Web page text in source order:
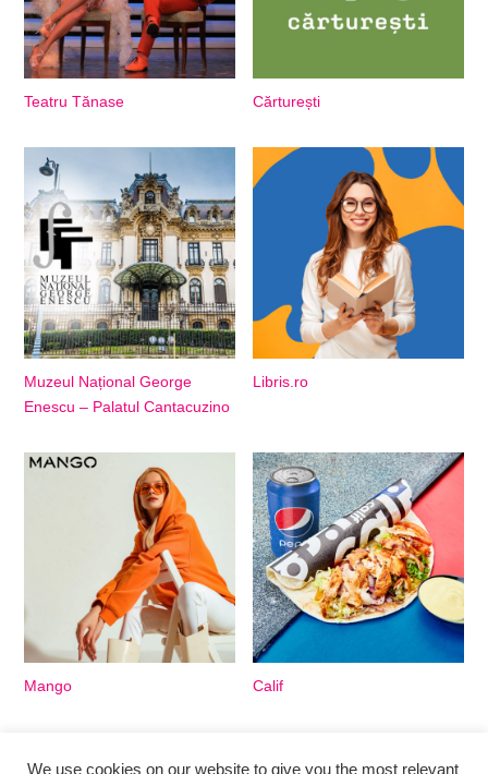
Teatru Tănase Cărturești
Muzeul Național George
Enescu – Palatul Cantacuzino
Libris.ro
Mango Calif
We use cookies on our website to give you the most relevant